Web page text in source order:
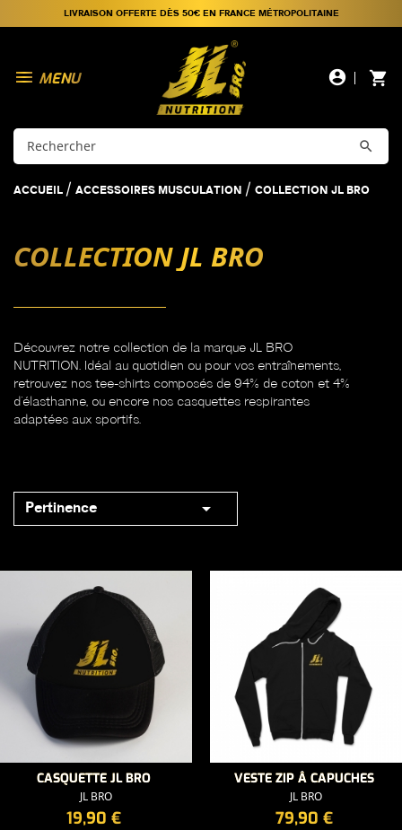
LIVRAISON OFFERTE DÈS 50€ EN FRANCE MÉTROPOLITAINE
 account_circle shopping_cart

ACCUEIL ACCESSOIRES MUSCULATION COLLECTION JL BRO
COLLECTION JL BRO
Découvrez notre collection de la marque JL BRO
NUTRITION. Idéal au quotidien ou pour vos entraînements,
retrouvez nos tee-shirts composés de 94% de coton et 4%
d'élasthanne, ou encore nos casquettes respirantes
adaptées aux sportifs.
Pertinence 
CASQUETTE JL BRO
JL BRO
PRIX
19,90 €
VESTE ZIP Â CAPUCHES
JL BRO
PRIX
79,90 €